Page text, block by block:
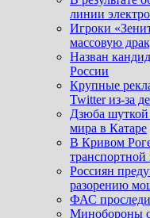
линии
Игроки
массовую
Назван
России
Крупные
Twitter из-за
Дзюба шуткой
мира в Катаре
В Кривом
Россиян
разорению
ФАС
Минобороны